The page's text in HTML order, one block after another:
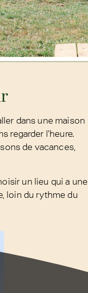
dans une maison
regarder l'heure.
de vacances,
un lieu qui a une
loin du rythme du